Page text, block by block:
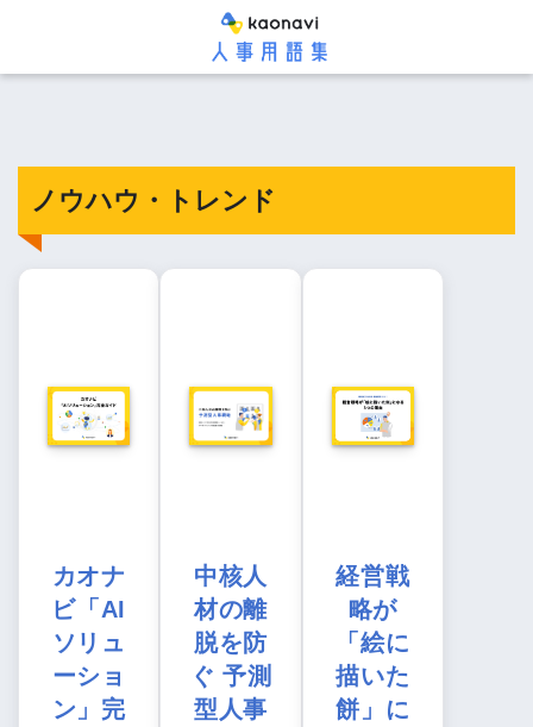
ノウハウ・トレンド
カオナ
ビ「AI
ソリュ
ーショ
ン」完
中核人
材の離
脱を防
ぐ 予測
型人事
経営戦
略が
「絵に
描いた
餅」に